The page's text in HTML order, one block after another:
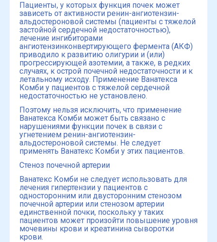
Пациенты, у которых функция почек может
зависеть от активности ренин-ангиотензин-
альдостероновой системы (пациенты с тяжелой
застойной сердечной недостаточностью),
лечение ингибиторами
ангиотензинконвертирующего фермента (АКФ)
приводило к развитию олигурии и (или)
прогрессирующей азотемии, а также, в редких
случаях, к острой почечной недостаточности и к
летальному исходу. Применение Ванатекса
Комби у пациентов с тяжелой сердечной
недостаточностью не установлено.
Поэтому нельзя исключить, что применение
Ванатекса Комби может быть связано с
нарушениями функции почек в связи с
угнетением ренин-ангиотензин-
альдостероновой системы. Не следует
применять Ванатекс Комби у этих пациентов.
Стеноз почечной артерии
Ванатекс Комби не следует использовать для
лечения гипертензии у пациентов с
односторонним или двусторонним стенозом
почечной артерии или стенозом артерии
единственной почки, поскольку у таких
пациентов может произойти повышение уровня
мочевины крови и креатинина сыворотки
крови.